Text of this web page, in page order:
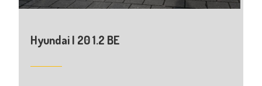
Hyundai I 20 1.2 BE